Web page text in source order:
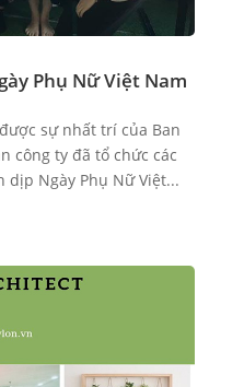
Phụ Nữ Việt Nam
sự nhất trí của Ban
công ty đã tổ chức các
dịp Ngày Phụ Nữ Việt...